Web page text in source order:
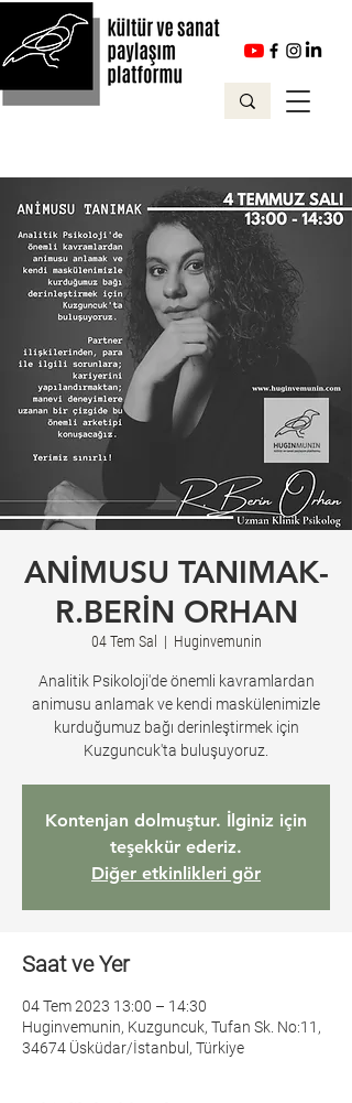
ANİMUSU TANIMAK-
R.BERİN ORHAN
04 Tem Sal
  |
Huginvemunin
Analitik Psikoloji'de önemli kavramlardan
animusu anlamak ve kendi maskülenimizle
kurduğumuz bağı derinleştirmek için
Kontenjan dolmuştur. İlginiz için
teşekkür ederiz.
Diğer etkinlikleri gör
Saat ve Yer
04 Tem 2023 13:00 – 14:30
Huginvemunin, Kuzguncuk, Tufan Sk. No:11,
34674 Üsküdar/İstanbul, Türkiye